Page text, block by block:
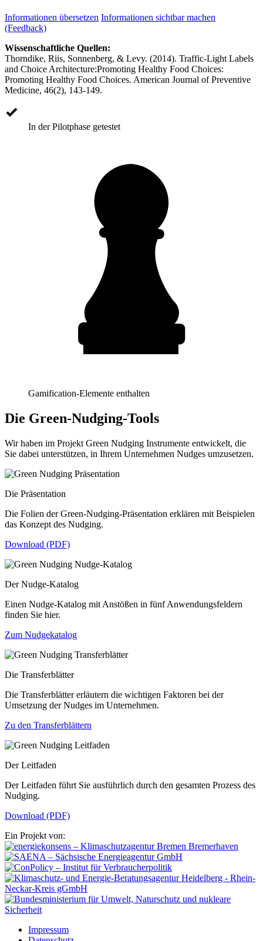
Informationen übersetzen Informationen sichtbar machen
(Feedback)
Wissenschaftliche Quellen:
Thorndike, Riis, Sonnenberg, & Levy. (2014). Traffic-Light Labels
and Choice Architecture:Promoting Healthy Food Choices:
Promoting Healthy Food Choices. American Journal of Preventive
Medicine, 46(2), 143-149.
In der Pilotphase getestet
Gamification-Elemente enthalten
Die Green-Nudging-Tools
Wir haben im Projekt Green Nudging Instrumente entwickelt, die
Sie dabei unterstützen, in Ihrem Unternehmen Nudges umzusetzen.
Die Präsentation
Die Folien der Green-Nudging-Präsentation erklären mit Beispielen
das Konzept des Nudging.
Download (PDF)
Der Nudge-Katalog
Einen Nudge-Katalog mit Anstößen in fünf Anwendungsfeldern
finden Sie hier.
Zum Nudgekatalog
Die Transferblätter
Die Transferblätter erläutern die wichtigen Faktoren bei der
Umsetzung der Nudges im Unternehmen.
Zu den Transferblättern
Der Leitfaden
Der Leitfaden führt Sie ausführlich durch den gesamten Prozess des
Nudging.
Download (PDF)
Ein Projekt von:
Impressum